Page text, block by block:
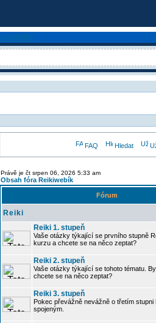
FAQ Hledat
Právě je čt srpen 06, 2026 5:33 am
Obsah fóra Reikiwebík
Fórum
Reiki
Reiki 1. stupeň
Vaše otázky týkající se prvního stupně
kurzu a chcete se na něco zeptat?
Reiki 2. stupeň
Vaše otázky týkající se tohoto tématu.
chcete se na něco zeptat?
Reiki 3. stupeň
Pokec převážně nevážně o třetím
spojeným.